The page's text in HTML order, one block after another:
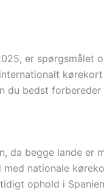
er spørgsmålet
bedst forbereder
begge lande er
nationale
ophold i